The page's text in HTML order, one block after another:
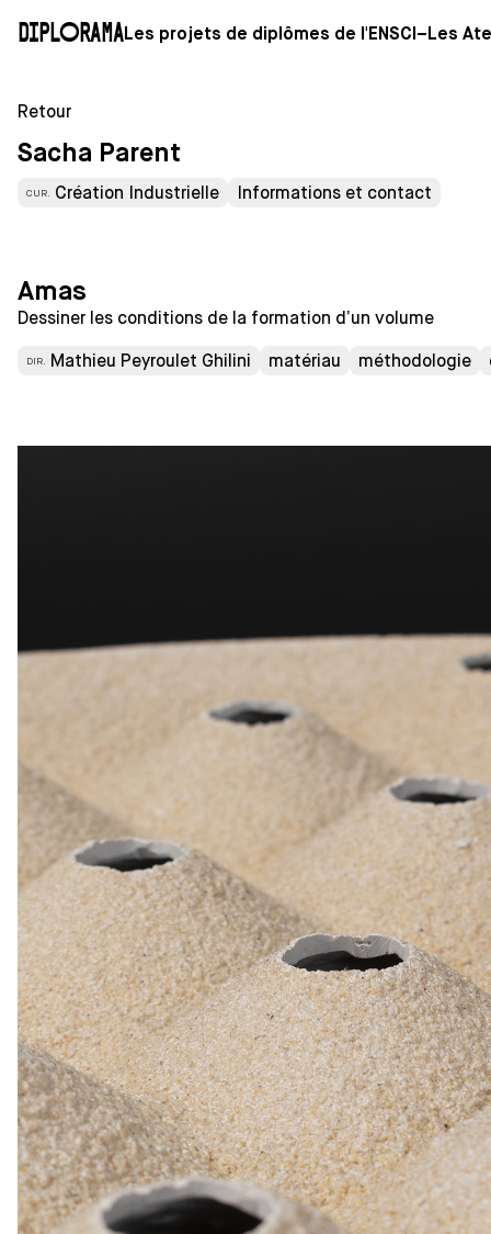
DiploramaLes projets de diplômes de l'ENSCI–Les
Retour
Sacha Parent
CUR. Création Industrielle Informations et contact
Amas
Dessiner les conditions de la formation d’un volume
DIR. Mathieu Peyroulet Ghilini matériau méthodologie